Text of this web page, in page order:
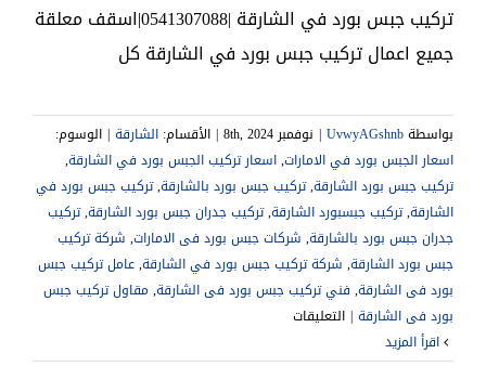
تركيب جبس بورد في الشارقة |0541307088|اسقف معلقة
جميع اعمال تركيب جبس بورد في الشارقة كل
بواسطةUvwyAGshnb
| نوفمبر 8th, 2024 | الأقسام: الشارقة | الوسوم:
اسعار الجبس بورد في الامارات,اسعار تركيب الجبس بورد في الشارقة,
تركيب جبس بورد الشارقة,تركيب جبس بورد بالشارقة,تركيب جبس بورد في
الشارقة,تركيب جبسبورد الشارقة,تركيب جدران جبس بورد الشارقة,تركيب
جدران جبس بورد بالشارقة, شركات جبس بورد فى الامارات, شركة تركيب
جبس بورد الشارقة,
,عامل تركيب جبس
بورد فى الشارقة, فني تركيب جبس بورد فى الشارقة, مقاول تركيب جبس
بورد فى الشارقة | التعليقاتعلى
جبس